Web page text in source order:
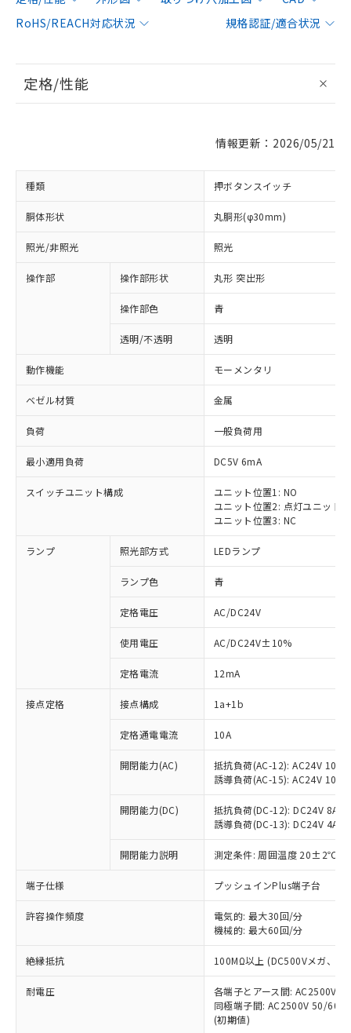
RoHS/REACH対応状況
規格認証/適合状況
定格/性能
情報更新：2026/05/21
種類 押ボタンスイッチ
胴体形状 丸胴形(φ30mm)
照光/非照光 照光
操作部 操作部形状 丸形 突出形
操作部色 青
透明/不透明 透明
動作機能 モーメンタリ
ベゼル材質 金属
負荷 一般負荷用
最小適用負荷 DC5V 6mA
スイッチユニット構成
ユニット位置1: NO
ユニット位置2: 点灯ユニット
ユニット位置3: NC
ランプ 照光部方式 LEDランプ
ランプ色 青
定格電圧 AC/DC24V
使用電圧 AC/DC24V±10%
定格電流 12mA
接点定格 接点構成 1a+1b
定格通電電流 10A
開閉能力(AC)
抵抗負荷(AC-12): AC24V 10A/
誘導負荷(AC-15): AC24V
開閉能力(DC)
抵抗負荷(DC-12): DC24V 8A/
誘導負荷(DC-13): DC24V 4A/
開閉能力説明 測定条件: 周囲温度 20±2℃、
端子仕様 プッシュインPlus端子台
許容操作頻度
電気的: 最大30回/分
機械的: 最大60回/分
絶縁抵抗 100MΩ以上 (DC500Vメガ、点
耐電圧
各端子とアース間: AC2500V
同極端子間: AC2500V 50/
(初期値)
ご利用条件
ご利用ください。
本サービスは、当社制御機器事業取扱
商品の当社在庫状況および標準価格
(税抜)を提供させていただくもので
当社制御機器事業取扱商品の中には、
本サービスの対象外となる商品もある
ことをご了承ください。
在庫状況および標準価格照会結果は、
対応済み：EU RoHS指令（10物質）の
非含有に対応した製品が提供可能な商品で
対応予定：EU RoHS指令（10物質）の非含
有に対応した製品に切り替える予定のある
対応予定なし：EU RoHS指令（10物質）の
非含有に非対応の商品で、対応品を出す予
定はありません。
調査・確認中：EU RoHS指令（10物質）の
非含有の対応状況を調査中または確認中の
害物質有無と関係のない商品です。
仕入先様の事情により、非含有部品として
いたものが、含有品と判明した場合などや
むを得ず変更することがあります。
※1 中国RoHS○×表
「○」：最大均質材料含有率が中国RoHSの
基準値以下であることを示します。
「×」：最大均質材料含有率が中国RoHSの
基準値を超えていることを示します。
「－」：未確認です。当社販売部門へお問
当社は、これら貴社製品のうち、外国
為替および外国貿易法に定める商品